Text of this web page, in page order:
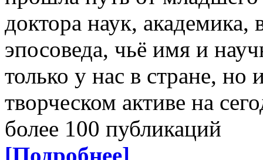
доктора наук,
эпосоведа, чьё имя и
только у нас в стране, но
творческом активе на
более 100 публикаций
[Подробнее]